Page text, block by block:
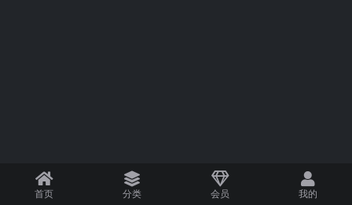
首页 分类 会员 我的